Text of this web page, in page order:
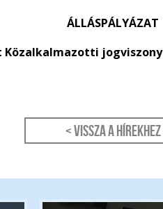
ÁLLÁSPÁLYÁZAT
Közalkalmazotti
< Vissza a hírekhez